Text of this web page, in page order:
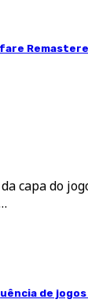
capa do
de